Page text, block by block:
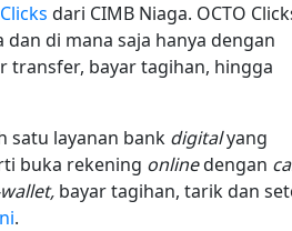
dari CIMB Niaga. OCTO
di mana saja hanya dengan
transfer, bayar tagihan, hingga
satu layanan bank digitalyang
buka rekening onlinedengan
bayar tagihan, tarik dan
.